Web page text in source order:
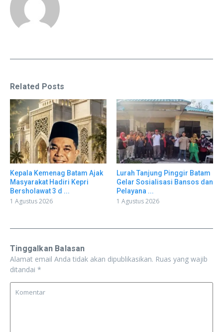
Related Posts
Kepala Kemenag Batam Ajak
Masyarakat Hadiri Kepri
Bersholawat 3 d ...
1 Agustus 2026
Lurah Tanjung Pinggir Batam
Gelar Sosialisasi Bansos dan
Pelayana ...
1 Agustus 2026
Tinggalkan Balasan
Alamat email Anda tidak akan dipublikasikan. Ruas yang wajib
ditandai *